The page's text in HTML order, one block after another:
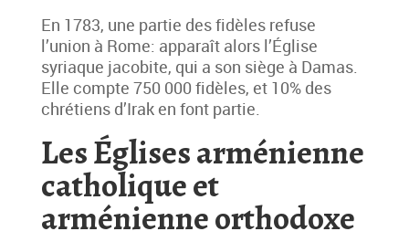
En 1783, une partie des fidèles refuse
l’union à Rome: apparaît alors l’Église
syriaque jacobite, qui a son siège à Damas.
Elle compte 750 000 fidèles, et 10% des
chrétiens d’Irak en font partie.
Les Églises arménienne
catholique et
arménienne orthodoxe